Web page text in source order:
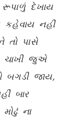
દેખાય
નહીં
પાસે
ચાખી જુએ
બગડી જાય,
બાર
ના